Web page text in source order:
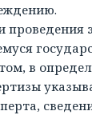
в